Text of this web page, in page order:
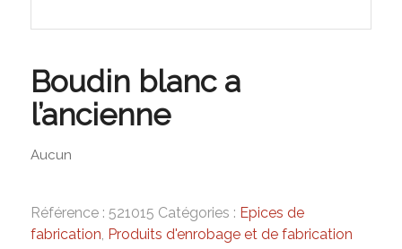
Boudin blanc a
l’ancienne
Aucun
Référence : 521015 Catégories : Epices de
fabrication Produits d'enrobage et de fabrication